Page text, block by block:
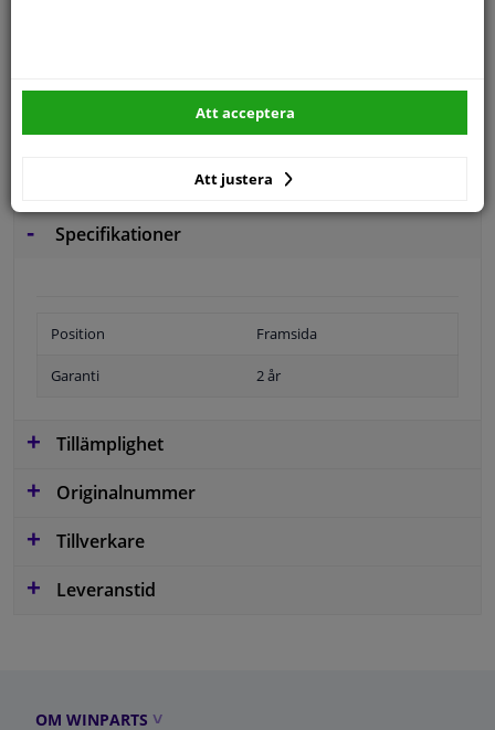
Fyll i ditt registreringsnummereller
Specifikationer
Position Framsida
Garanti 2 år
Tillämplighet
Originalnummer
Tillverkare
Leveranstid
OM WINPARTS
Att justera
Att acceptera